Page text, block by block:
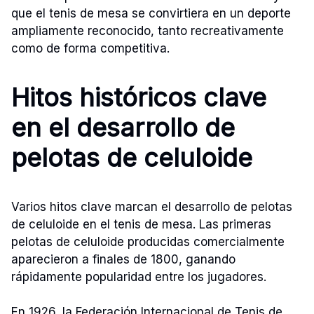
que el tenis de mesa se convirtiera en un deporte
ampliamente reconocido, tanto recreativamente
como de forma competitiva.
Hitos históricos clave
en el desarrollo de
pelotas de celuloide
Varios hitos clave marcan el desarrollo de pelotas
de celuloide en el tenis de mesa. Las primeras
pelotas de celuloide producidas comercialmente
aparecieron a finales de 1800, ganando
rápidamente popularidad entre los jugadores.